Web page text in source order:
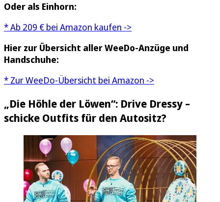
Oder als Einhorn:
* Ab 209 € bei Amazon kaufen ->
Hier zur Übersicht aller WeeDo-Anzüge und
Handschuhe:
* Zur WeeDo-Übersicht bei Amazon ->
„Die Höhle der Löwen“: Drive Dressy –
schicke Outfits für den Autositz?